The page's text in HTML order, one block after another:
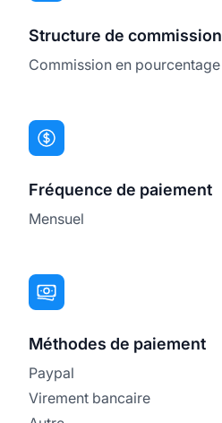
Structure de commission
Commission en pourcentage
Fréquence de paiement
Mensuel
Méthodes de paiement
Paypal
Virement bancaire